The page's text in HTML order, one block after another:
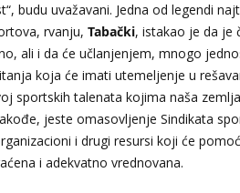
budu uvažavani. Jedna od legendi
rvanju, Tabački, istakao je da je
ali i da će učlanjenjem, mnogo
koja će imati utemeljenje u
sportskih talenata kojima naša
jeste omasovljenje Sindikata
i drugi resursi koji će
i adekvatno vrednovana.